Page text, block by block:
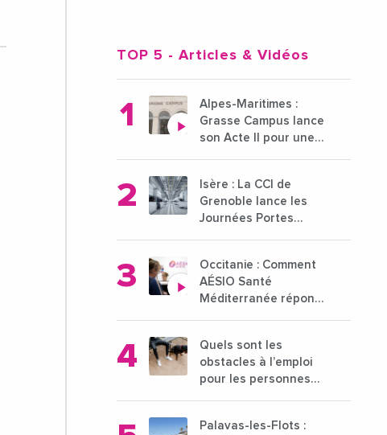
TOP 5 - Articles & Vidéos
Alpes-Maritimes :
Grasse Campus lance
son Acte II pour une
l'enseignement
supérieur
Isère : La CCI de
Grenoble lance les
Journées Portes
21 octobre 2024
Occitanie : Comment
AÉSIO Santé
Méditerranée répond
?
Quels sont les
obstacles à l’emploi
pour les personnes
Palavas-les-Flots :